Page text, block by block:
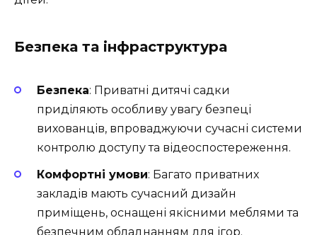
Безпека та інфраструктура
Безпека: Приватні дитячі садки
приділяють особливу увагу безпеці
вихованців, впроваджуючи сучасні системи
контролю доступу та відеоспостереження.
Комфортні умови: Багато приватних
закладів мають сучасний дизайн
приміщень, оснащені якісними меблями та
безпечним обладнанням для ігор.